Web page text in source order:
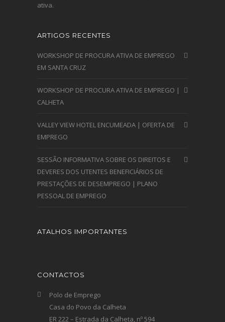
ativa.
ARTIGOS RECENTES
WORKSHOP DE PROCURA ATIVA DE EMPREGO
EM SANTA CRUZ
WORKSHOP DE PROCURA ATIVA DE EMPREGO |
CALHETA
VALLEY VIEW HOTEL ENCUMEADA | OFERTA DE
EMPREGO
SESSÃO INFORMATIVA SOBRE OS DIREITOS E
DEVERES DOS UTENTES BENEFICIÁRIOS DE
PRESTAÇÕES DE DESEMPREGO | PLANO
PESSOAL DE EMPREGO
ATALHOS IMPORTANTES
CONTACTOS
Polo de Emprego
Casa do Povo da Calheta
ER 222 – Estrada da Calheta, nº 594